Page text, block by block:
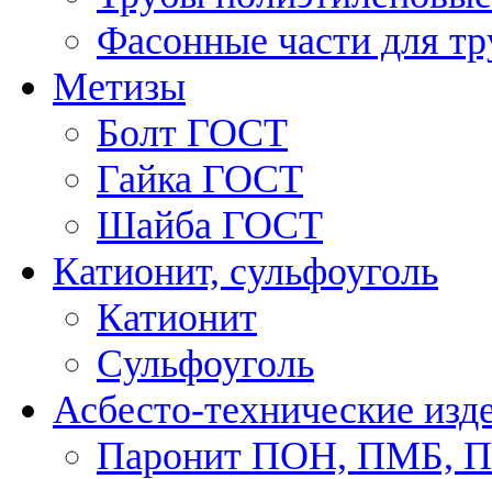
Фасонные части для
Метизы
Болт ГОСТ
Гайка ГОСТ
Шайба ГОСТ
Катионит, сульфоуголь
Катионит
Cульфоуголь
Асбесто-технические
Паронит ПОН, ПМБ,